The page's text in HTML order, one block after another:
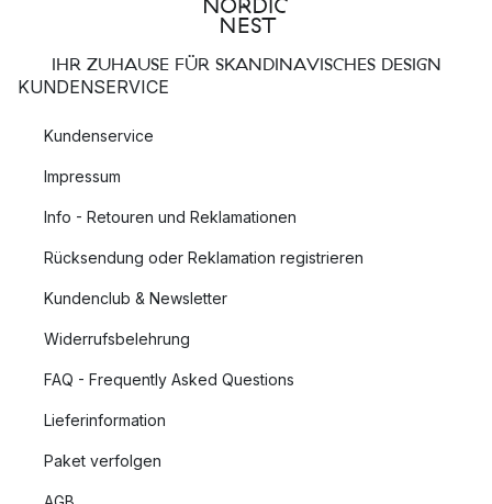
IHR ZUHAUSE FÜR SKANDINAVISCHES DESIGN
KUNDENSERVICE
Kundenservice
Impressum
Info - Retouren und Reklamationen
Rücksendung oder Reklamation registrieren
Kundenclub & Newsletter
Widerrufsbelehrung
FAQ - Frequently Asked Questions
Lieferinformation
Paket verfolgen